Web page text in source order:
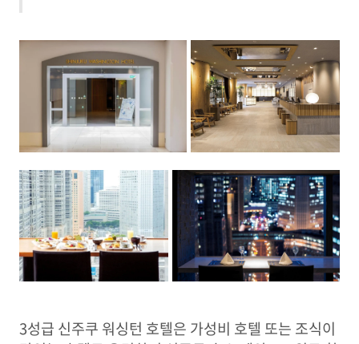
3성급 신주쿠 워싱턴 호텔은 가성비 호텔 또는 조식이